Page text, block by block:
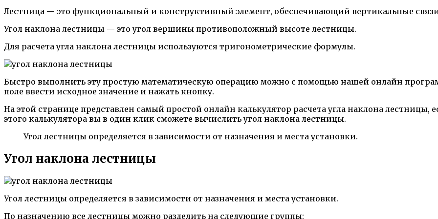
Лестница — это функциональный и конструктивный элемент, обеспечивающий вертикальные
Угол наклона лестницы — это угол вершины противоположный высоте лестницы.
Для расчета угла наклона лестницы используются тригонометрические формулы.
Быстро выполнить эту простую математическую операцию можно с помощью нашей онлайн
поле ввести исходное значение и нажать кнопку.
На этой странице представлен самый простой онлайн калькулятор расчета угла наклона
этого калькулятора вы в один клик сможете вычислить угол наклона лестницы.
Угол лестницы определяется в зависимости от назначения и места установки.
Угол наклона лестницы
Угол лестницы определяется в зависимости от назначения и места установки.
По назначению все лестницы можно разделить на следующие группы: